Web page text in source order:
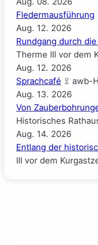
Fledermausführung
Aug. 12. 2026
Rundgang durch
Therme III vor dem
Aug. 12. 2026
Sprachcafé
awb-
Aug. 13. 2026
Von
Historisches
Aug. 14. 2026
Entlang der
III vor dem